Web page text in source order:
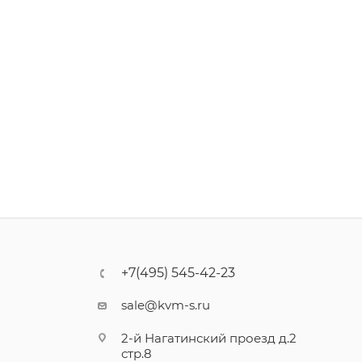
+7(495) 545-42-23
sale@kvm-s.ru
2-й Нагатинский проезд д.2
стр.8